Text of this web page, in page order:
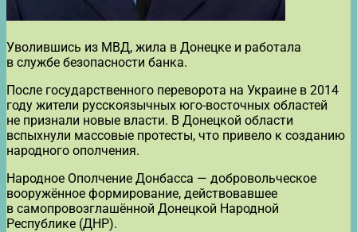
Уволившись из МВД, жила в Донецке и работала
в службе безопасности банка.
После государственного переворота на Украине в 2014
году жители русскоязычных юго-восточных областей
не признали новые власти. В Донецкой области
вспыхнули массовые протесты, что привело к созданию
народного ополчения.
Народное Ополчение Донбасса — добровольческое
вооружённое формирование, действовавшее
в самопровозглашённой Донецкой Народной
Республике (ДНР).